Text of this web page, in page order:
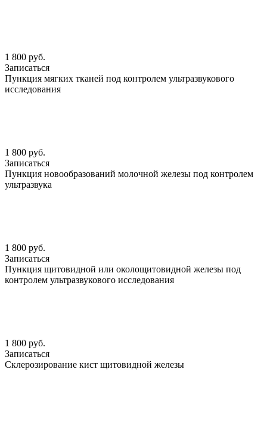
1 800 руб.
Записаться
Пункция мягких тканей под контролем ультразвукового
исследования
1 800 руб.
Записаться
Пункция новообразований молочной железы под контролем
ультразвука
1 800 руб.
Записаться
Пункция щитовидной или околощитовидной железы под
контролем ультразвукового исследования
1 800 руб.
Записаться
Склерозирование кист щитовидной железы